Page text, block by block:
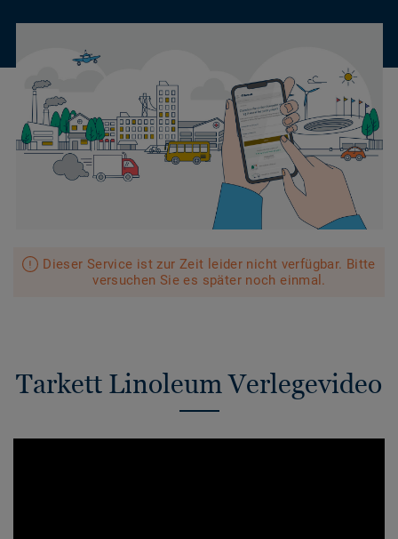
Dieser Service ist zur Zeit leider nicht verfügbar. Bitte
versuchen Sie es später noch einmal.
Tarkett Linoleum Verlegevideo